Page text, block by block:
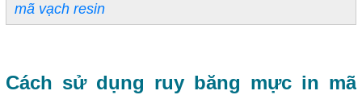
mã vạch resin
Cách sử dụng ruy băng mực in mã